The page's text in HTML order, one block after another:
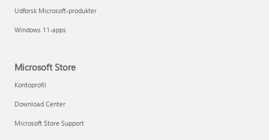
Udforsk Microsoft-produkter
Windows 11-apps
Microsoft Store
Kontoprofil
Download Center
Microsoft Store Support